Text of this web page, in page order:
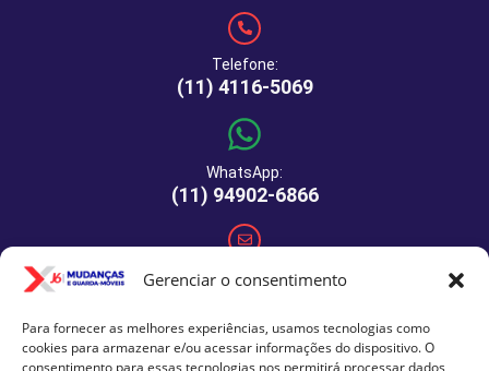
Gerenciar o consentimento
Para fornecer as melhores experiências, usamos tecnologias como
cookies para armazenar e/ou acessar informações do dispositivo. O
consentimento para essas tecnologias nos permitirá processar dados
Telefone:
(11) 4116-5069
WhatsApp:
(11) 94902-6866
E-mail: